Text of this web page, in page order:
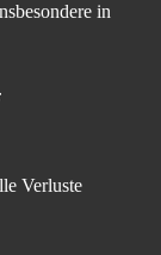
in
Verluste